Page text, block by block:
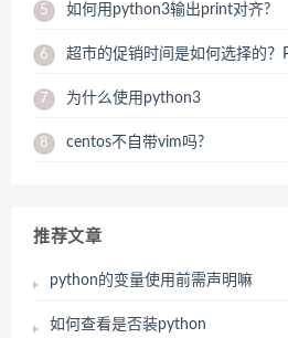
5 如何用python3输出print对齐?
6 超市的促销时间是如何选择的
7 为什么使用python3
8 centos不自带vim吗?
推荐文章
python的变量使用前需声明嘛
如何查看是否装python